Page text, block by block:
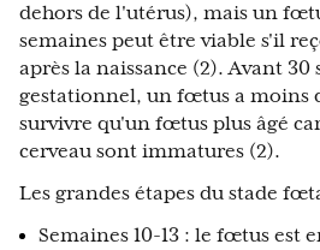
dehors de l'utérus), mais un
semaines peut être viable s'il
après la naissance (2). Avant 30
gestationnel, un fœtus a moins
survivre qu'un fœtus plus âgé
cerveau sont immatures (2).
Les grandes étapes du stade
Semaines 10-13 : le fœtus est